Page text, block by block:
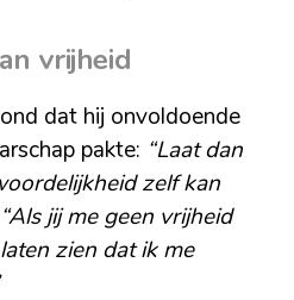
vrijheid
dat hij onvoldoende
pakte: “Laat dan
zelf kan
“Als jij me geen vrijheid
zien dat ik me